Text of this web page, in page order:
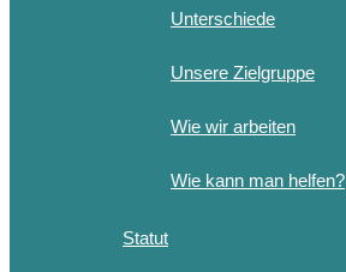
Unterschiede
Unsere Zielgruppe
Wie wir arbeiten
Wie kann man helfen?
Statut